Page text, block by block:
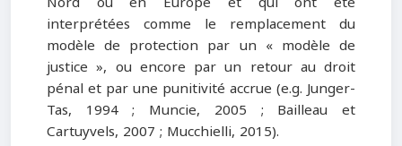
interprétées comme le remplacement du
modèle de protection par un « modèle de
justice », ou encore par un retour au droit
pénal et par une punitivité accrue (e.g. Junger-
Tas, 1994 ; Muncie, 2005 ; Bailleau et
Cartuyvels, 2007 ; Mucchielli, 2015).